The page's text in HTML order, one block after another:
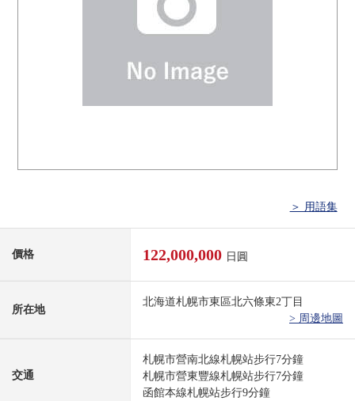
＞ 用語集
價格 122,000,000 日圓
所在地
北海道札幌市東區北六條東2丁目
> 周邊地圖
交通
札幌市營南北線札幌站步行7分鐘
札幌市營東豐線札幌站步行7分鐘
函館本線札幌站步行9分鐘